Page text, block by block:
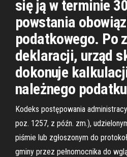
się ją w terminie
powstania
podatkowego. Po
deklaracji, urząd
dokonuje
należnego
Kodeks postępowania
poz. 1257, z późn. zm.),
piśmie lub zgłoszonym do
gminy przez pełnomocnika do